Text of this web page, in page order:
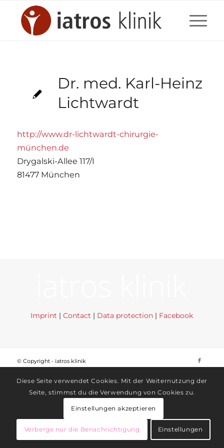
Dr. med. Karl-Heinz
Lichtwardt
http://www.dr-lichtwardt-chirurgie-
münchen.de
Drygalski-Allee 117/I
81477 München
Imprint |Contact | Data protection | Facebook
© Copyright - iatros klinik
Diese Seite verwendet Cookies. Mit der Weiternutzung der
Seite, stimmst du die Verwendung von Cookies zu.
Einstellungen akzeptieren
Verberge nur die Benachrichtigung Einstellungen